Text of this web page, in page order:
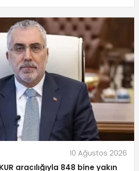
10 Ağustos 2026
aracılığıyla 848 bine yakın